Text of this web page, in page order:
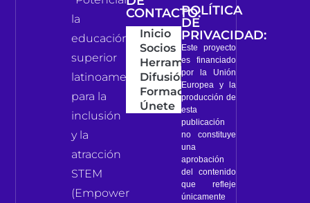
la
educación
superior
latinoamericana
para la
inclusión
y la
atracción
STEM
(Empower
CONTACTO:
Inicio
Socios
Herramientas
Difusión
Formación
Únete
POLÍTICA
DE
PRIVACIDAD:
Este proyecto
es financiado
por la Unión
Europea y la
producción de
esta
publicación
no constituye
una
aprobación
del contenido
que refleje
únicamente